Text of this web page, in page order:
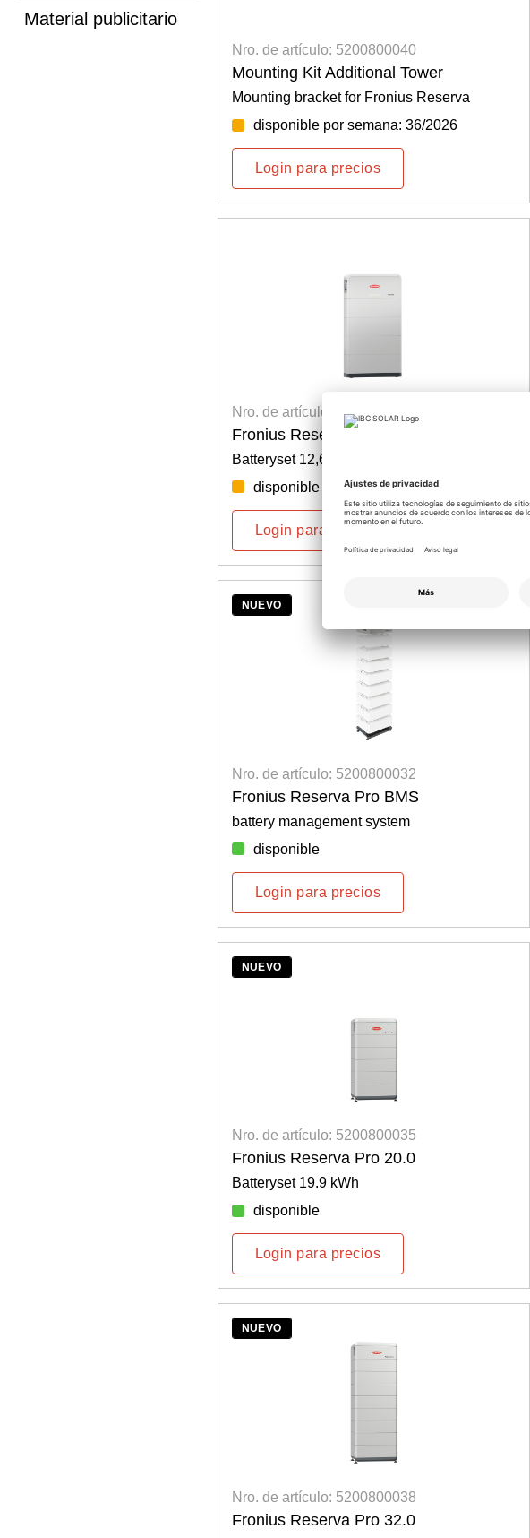
Material publicitario
Nro. de artículo: 5200800040
Mounting Kit Additional Tower
Mounting bracket for Fronius Reserva
disponible por semana: 36/2026
Login para precios
Nro. de artículo: 5200800029
Fronius Reserva 12.6
Batteryset 12,6 kWh
disponible por semana: 46/2026
Login para precios
NUEVO
Nro. de artículo: 5200800032
Fronius Reserva Pro BMS
battery management system
disponible
Login para precios
NUEVO
Nro. de artículo: 5200800035
Fronius Reserva Pro 20.0
Batteryset 19.9 kWh
disponible
Login para precios
NUEVO
Nro. de artículo: 5200800038
Fronius Reserva Pro 32.0